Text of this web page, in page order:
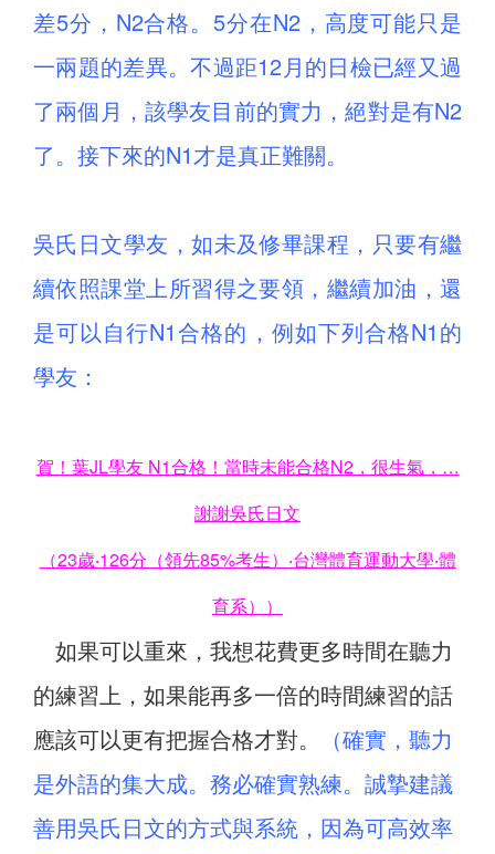
差5分，N2合格。5分在N2，高度可能只是
一兩題的差異。不過距12月的日檢已經又過
了兩個月，該學友目前的實力，絕對是有N2
了。接下來的N1才是真正難關。
吳氏日文學友，如未及修畢課程，只要有繼
續依照課堂上所習得之要領，繼續加油，還
是可以自行N1合格的，例如下列合格N1的
學友：
賀！葉JL學友 N1合格！當時未能合格N2，很生氣，…
謝謝吳氏日文
（23歲‧126分（領先85%考生）‧台灣體育運動大學‧體
育系） ）
如果可以重來，我想花費更多時間在聽力
的練習上，如果能再多一倍的時間練習的話
應該可以更有把握合格才對。
（確實，聽力
是外語的集大成。務必確實熟練。誠摯建議
善用吳氏日文的方式與系統，因為可高效率